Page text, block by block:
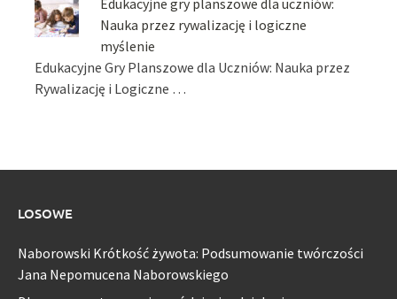
Edukacyjne gry planszowe dla uczniów:
Nauka przez rywalizację i logiczne
myślenie
Edukacyjne Gry Planszowe dla Uczniów: Nauka przez
Rywalizację i Logiczne …
LOSOWE
Naborowski Krótkość żywota: Podsumowanie twórczości
Jana Nepomucena Naborowskiego